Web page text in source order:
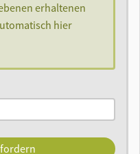
erhaltenen
hier